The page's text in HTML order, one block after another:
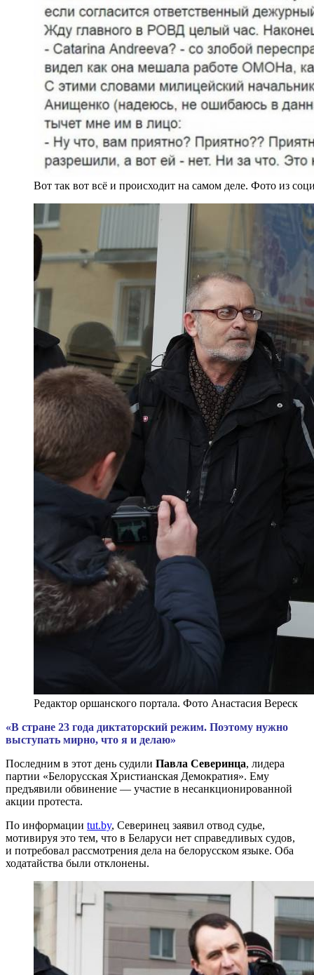
Вот так вот всё и происходит на самом деле. Фото из
Редактор оршанского портала. Фото Анастасия Вереск
«В стране 23 года диктаторский режим. Поэтому нужно
выступать мирно, что я и делаю»
Последним в этот день судили Павла Северинца, лидера
партии «Белорусская Христианская Демократия». Ему
предъявили обвинение — участие в несанкционированной
акции протеста.
По информации tut.by, Северинец заявил отвод судье,
мотивируя это тем, что в Беларуси нет справедливых судов,
и потребовал рассмотрения дела на белорусском языке. Оба
ходатайства были отклонены.